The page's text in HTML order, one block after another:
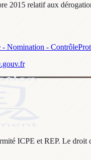
2015 relatif aux
Nomination - Contrôle
ICPE et REP. Le